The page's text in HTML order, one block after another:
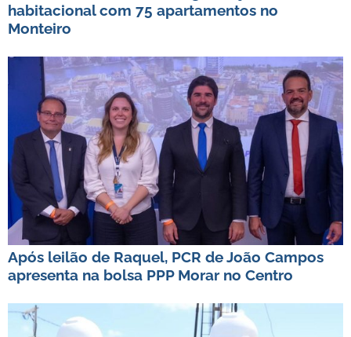
habitacional com 75 apartamentos no
Monteiro
Após leilão de Raquel, PCR de João Campos
apresenta na bolsa PPP Morar no Centro